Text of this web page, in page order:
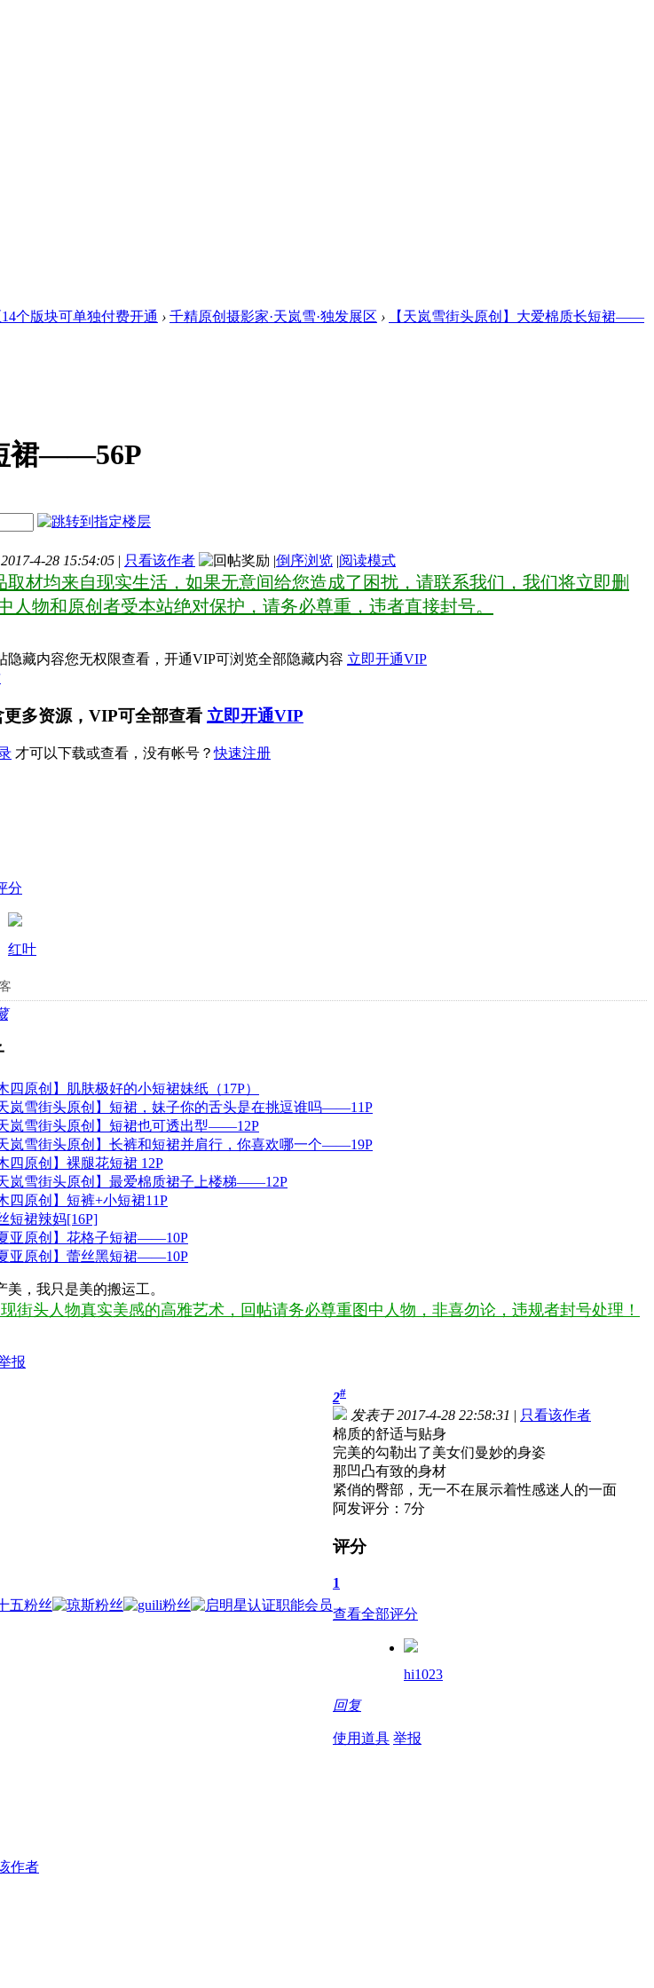
个版块可单独付费开通 › 千精原创摄影家·天岚雪·独发展区 ›
【天岚雪街头原创】大爱棉质长短裙——
裙——56P
4-28 15:54:05 | 只看该作者 |倒序浏览 |阅读模式
取材均来自现实生活，如果无意间给您造成了困扰，请联系我们，我们将立即删
人物和原创者受本站绝对保护，请务必尊重，违者直接封号。
隐藏内容您无权限查看，开通VIP可浏览全部隐藏内容 立即开通VIP
更多资源，VIP可全部查看 立即开通VIP
才可以下载或查看，没有帐号？快速注册
分
红叶
四原创】肌肤极好的小短裙妹纸（17P）
天岚雪街头原创】短裙，妹子你的舌头是在挑逗谁吗——11P
天岚雪街头原创】短裙也可透出型——12P
天岚雪街头原创】长裤和短裙并肩行，你喜欢哪一个——19P
四原创】裸腿花短裙 12P
天岚雪街头原创】最爱棉质裙子上楼梯——12P
四原创】短裤+小短裙11P
短裙辣妈[16P]
夏亚原创】花格子短裙——10P
夏亚原创】蕾丝黑短裙——10P
美，我只是美的搬运工。
街头人物真实美感的高雅艺术，回帖请务必尊重图中人物，非喜勿论，违规者封号处理！
报
2#
发表于 2017-4-28 22:58:31 | 只看该作者
棉质的舒适与贴身
完美的勾勒出了美女们曼妙的身姿
那凹凸有致的身材
紧俏的臀部，无一不在展示着性感迷人的一面
阿发评分：7分
评分
1
查看全部评分
hi1023
回复
使用道具 举报
作者